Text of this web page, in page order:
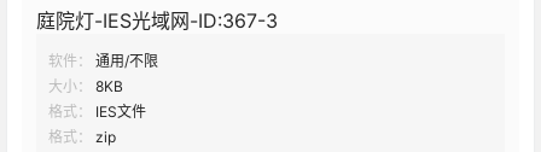
庭院灯-IES光域网-ID:367-3
软件：
通用/不限
大小：
8KB
格式：
IES文件
格式：
zip